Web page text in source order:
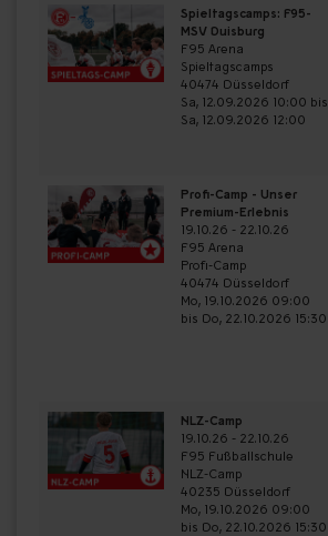
Spieltagscamps: F95-
MSV Duisburg
F95 Arena
Spieltagscamps
40474 Düsseldorf
Sa, 12.09.2026 10:00 bis
Sa, 12.09.2026 12:00
Profi-Camp - Unser
Premium-Erlebnis
19.10.26 - 22.10.26
F95 Arena
Profi-Camp
40474 Düsseldorf
Mo, 19.10.2026 09:00
bis Do, 22.10.2026 15:30
NLZ-Camp
19.10.26 - 22.10.26
F95 Fußballschule
NLZ-Camp
40235 Düsseldorf
Mo, 19.10.2026 09:00
bis Do, 22.10.2026 15:30